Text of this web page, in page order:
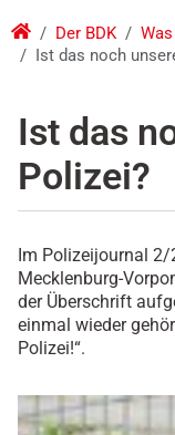
Der BDK
Ist das noch
Ist das
Polizei?
Im Polizeijournal
Mecklenburg-
der Überschrift
einmal wieder
Polizei!“.